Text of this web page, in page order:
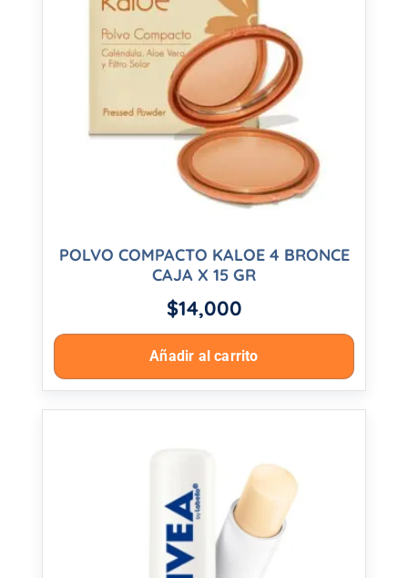
POLVO COMPACTO KALOE 4 BRONCE
CAJA X 15 GR
$14,000
Añadir al carrito